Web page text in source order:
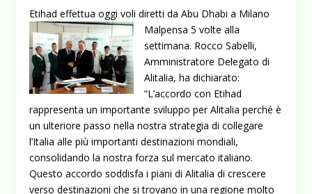
Etihad effettua oggi voli diretti da Abu Dhabi a Milano
Malpensa 5 volte alla
settimana. Rocco Sabelli,
Amministratore Delegato di
Alitalia, ha dichiarato:
“L’accordo con Etihad
rappresenta un importante sviluppo per Alitalia perché è
un ulteriore passo nella nostra strategia di collegare
l’Italia alle più importanti destinazioni mondiali,
consolidando la nostra forza sul mercato italiano.
Questo accordo soddisfa i piani di Alitalia di crescere
verso destinazioni che si trovano in una regione molto